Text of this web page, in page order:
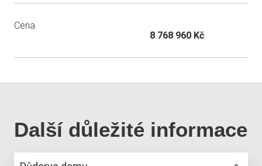
Cena
8 768 960 Kč
Další důležité informace